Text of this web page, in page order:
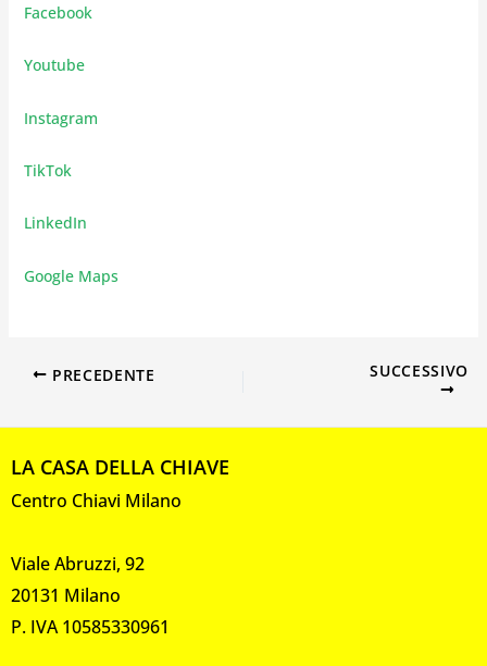
Facebook
Youtube
Instagram
TikTok
LinkedIn
Google Maps
PRECEDENTE SUCCESSIVO
LA CASA DELLA CHIAVE
Centro Chiavi Milano
Viale Abruzzi, 92
20131 Milano
P. IVA 10585330961